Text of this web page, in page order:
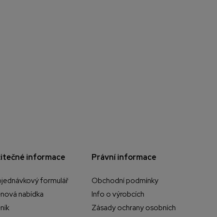
informace
formulář
nabídka
Právní informace
Obchodní podmínky
Info o výrobcích
Zásady ochrany osobních